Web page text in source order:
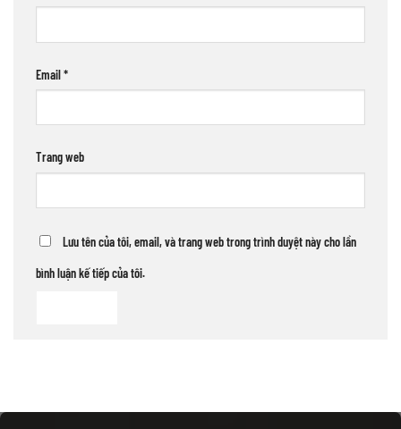
Email*
Trang web
Lưu tên của tôi, email, và trang web trong trình duyệt này cho lần
bình luận kế tiếp của tôi.